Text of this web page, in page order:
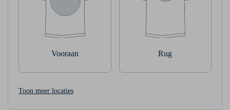
Vooraan Rug
Toon meer locaties